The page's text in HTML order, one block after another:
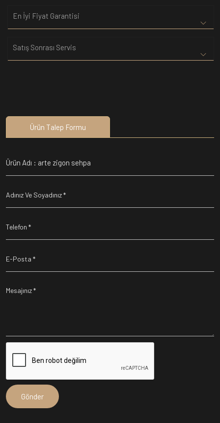
En İyi Fiyat Garantisi
Satış Sonrası Servis
Ürün Talep Formu